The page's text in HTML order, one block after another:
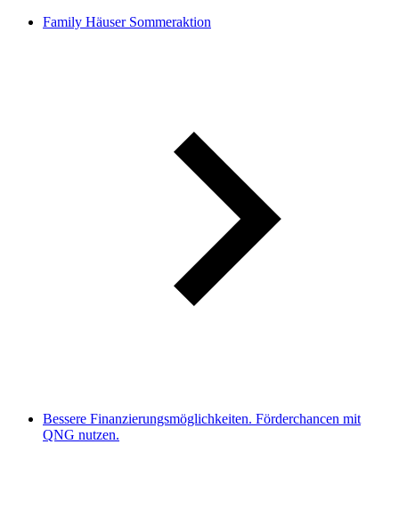
Family Häuser Sommeraktion
Bessere Finanzierungsmöglichkeiten. Förderchancen mit
QNG nutzen.